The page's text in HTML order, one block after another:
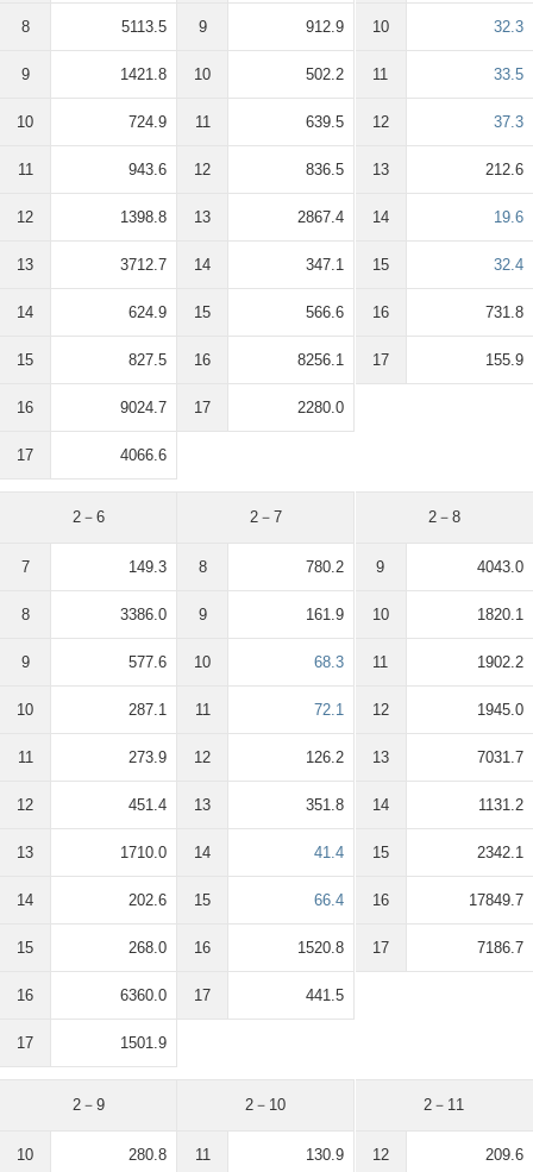
8 5113.5
9 1421.8
10 724.9
11 943.6
12 1398.8
13 3712.7
14 624.9
15 827.5
16 9024.7
17 4066.6
9 912.9
10 502.2
11 639.5
12 836.5
13 2867.4
14 347.1
15 566.6
16 8256.1
17 2280.0
10 32.3
11 33.5
12 37.3
13 212.6
14 19.6
15 32.4
16 731.8
17 155.9
2－6
7 149.3
8 3386.0
9 577.6
10 287.1
11 273.9
12 451.4
13 1710.0
14 202.6
15 268.0
16 6360.0
17 1501.9
2－7
8 780.2
9 161.9
10 68.3
11 72.1
12 126.2
13 351.8
14 41.4
15 66.4
16 1520.8
17 441.5
2－8
9 4043.0
10 1820.1
11 1902.2
12 1945.0
13 7031.7
14 1131.2
15 2342.1
16 17849.7
17 7186.7
2－9
10 280.8
2－10
11 130.9
2－11
12 209.6